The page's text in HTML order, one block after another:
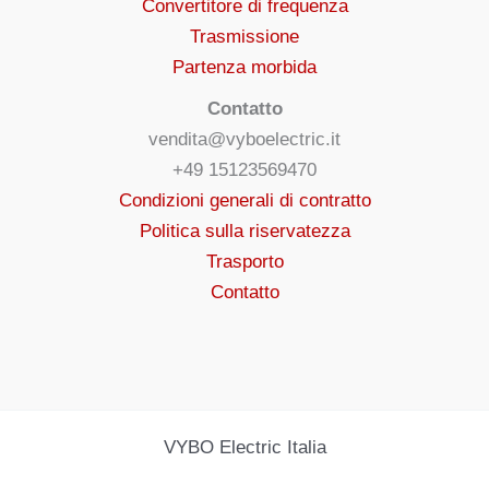
Convertitore di frequenza
Trasmissione
Partenza morbida
Contatto
vendita@vyboelectric.it
+49 15123569470
Condizioni generali di contratto
Politica sulla riservatezza
Trasporto
Contatto
VYBO Electric Italia